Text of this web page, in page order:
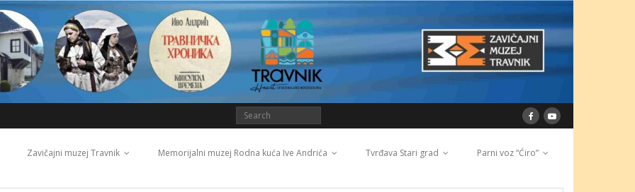
Zavičajni muzej Travnik Memorijalni muzej Rodna kuća Ive Andrića Tvrđava Stari grad Parni voz “Ćiro”